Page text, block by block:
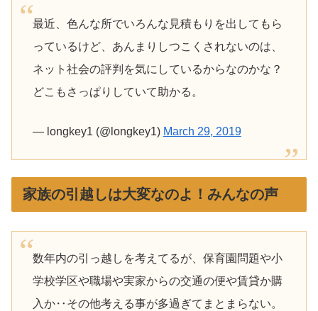
最近、色んな所でいろんな見積もりを出してもら
っているけど、あんまりしつこくされないのは、
ネット社会の評判を気にしているからなのかな？
どこもさっぱりしていて助かる。
— longkey1 (@longkey1) March 29, 2019
家族の引越しは大変なのよ！みんなの声
数年内の引っ越しを考えてるが、保育園問題や小
学校学区や職場や実家からの交通の便や賃貸か購
入か‥その他考える事が多過ぎてまとまらない。